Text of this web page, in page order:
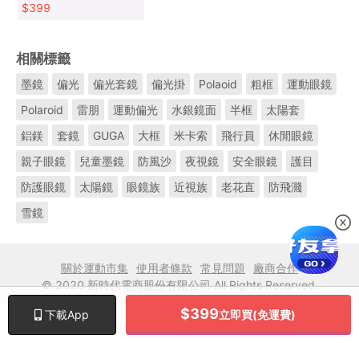
抗UV 【71832】
$399
下載App $399立即買(免運費)
相關標籤
墨鏡 偏光 偏光套鏡 偏光掛 Polaoid 粗框
運動眼鏡
Polaroid
雷朋 運動偏光 水銀鏡面 半框
太陽套
鋁鎂
套鏡 GUGA 大框 米卡索 飛行員
休閒眼鏡
親子眼鏡
兒童墨鏡 防風沙 夜視鏡 安全眼鏡
護目
防護眼鏡
太陽鏡 眼鏡族 近視族 老花直
防飛濺
雪鏡
關於運動市集 使用者條款 常見問題
廠商合作
© 2020 新時代電商股份有限公司 All Rights Reserved.